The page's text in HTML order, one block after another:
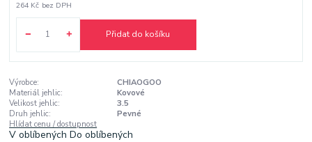
264 Kč bez DPH
Přidat do košíku
Výrobce:
CHIAOGOO
Materiál jehlic:
Kovové
Velikost jehlic:
3.5
Druh jehlic:
Pevné
Hlídat cenu / dostupnost
V oblíbenýchDo oblíbených